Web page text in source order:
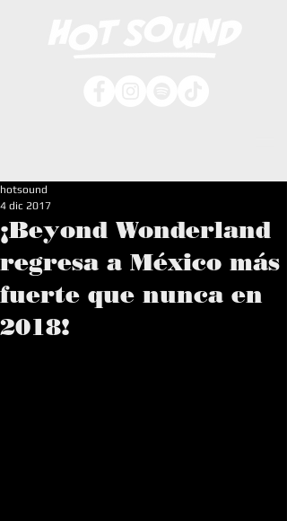
¡Beyond Wonderland
regresa a México más
fuerte que nunca en
2018!
hotsound
4 dic 2017